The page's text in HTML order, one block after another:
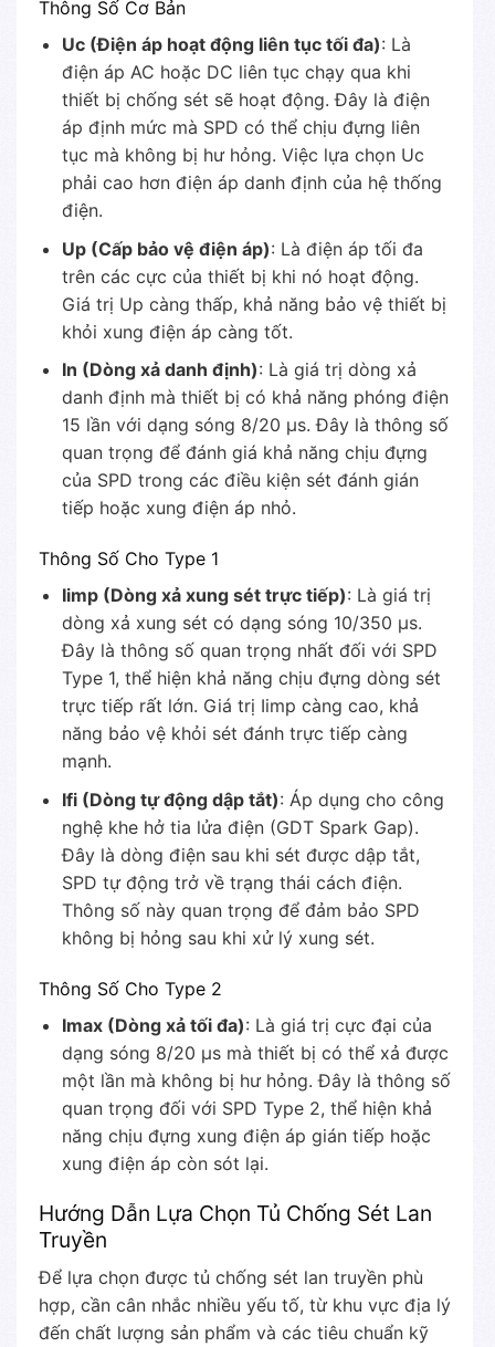
Thông Số Cơ Bản
Uc (Điện áp hoạt động liên tục tối đa): Là
điện áp AC hoặc DC liên tục chạy qua khi
thiết bị chống sét sẽ hoạt động. Đây là điện
áp định mức mà SPD có thể chịu đựng liên
tục mà không bị hư hỏng. Việc lựa chọn Uc
phải cao hơn điện áp danh định của hệ thống
điện.
Up (Cấp bảo vệ điện áp): Là điện áp tối đa
trên các cực của thiết bị khi nó hoạt động.
Giá trị Up càng thấp, khả năng bảo vệ thiết bị
khỏi xung điện áp càng tốt.
In (Dòng xả danh định): Là giá trị dòng xả
danh định mà thiết bị có khả năng phóng điện
15 lần với dạng sóng 8/20 µs. Đây là thông số
quan trọng để đánh giá khả năng chịu đựng
của SPD trong các điều kiện sét đánh gián
tiếp hoặc xung điện áp nhỏ.
Thông Số Cho Type 1
Iimp (Dòng xả xung sét trực tiếp): Là giá trị
dòng xả xung sét có dạng sóng 10/350 μs.
Đây là thông số quan trọng nhất đối với SPD
Type 1, thể hiện khả năng chịu đựng dòng sét
trực tiếp rất lớn. Giá trị Iimp càng cao, khả
năng bảo vệ khỏi sét đánh trực tiếp càng
mạnh.
Ifi (Dòng tự động dập tắt): Áp dụng cho công
nghệ khe hở tia lửa điện (GDT Spark Gap).
Đây là dòng điện sau khi sét được dập tắt,
SPD tự động trở về trạng thái cách điện.
Thông số này quan trọng để đảm bảo SPD
không bị hỏng sau khi xử lý xung sét.
Thông Số Cho Type 2
Imax (Dòng xả tối đa): Là giá trị cực đại của
dạng sóng 8/20 μs mà thiết bị có thể xả được
một lần mà không bị hư hỏng. Đây là thông số
quan trọng đối với SPD Type 2, thể hiện khả
năng chịu đựng xung điện áp gián tiếp hoặc
xung điện áp còn sót lại.
Hướng Dẫn Lựa Chọn Tủ Chống Sét Lan
Truyền
Để lựa chọn được tủ chống sét lan truyền phù
hợp, cần cân nhắc nhiều yếu tố, từ khu vực địa lý
đến chất lượng sản phẩm và các tiêu chuẩn kỹ